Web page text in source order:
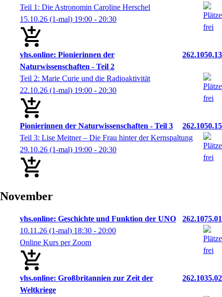
Teil 1: Die Astronomin Caroline Herschel
15.10.26 (1-mal) 19:00 - 20:30
vhs.online: Pionierinnen der
Naturwissenschaften - Teil 2
262.1050.13
Teil 2: Marie Curie und die Radioaktivität
22.10.26 (1-mal) 19:00 - 20:30
Pionierinnen der Naturwissenschaften - Teil 3
262.1050.15
Teil 3: Lise Meitner – Die Frau hinter der Kernspaltung
29.10.26 (1-mal) 19:00 - 20:30
November
vhs.online: Geschichte und Funktion der UNO
262.1075.01
10.11.26 (1-mal) 18:30 - 20:00
Online Kurs per Zoom
vhs.online: Großbritannien zur Zeit der
Weltkriege
262.1035.02